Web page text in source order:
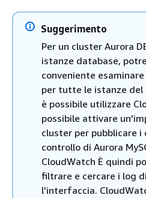
Suggerimento
Per un cluster Aurora
istanze database,
conveniente
per tutte le istanze del
è possibile utilizzare
possibile attivare
cluster per pubblicare
controllo di Aurora
CloudWatch È quindi
filtrare e cercare i log
l'interfaccia.